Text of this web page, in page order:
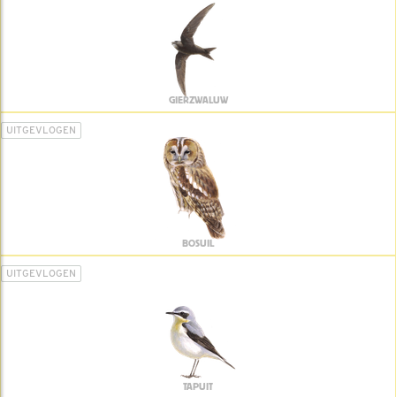
GIERZWALUW
UITGEVLOGEN
BOSUIL
UITGEVLOGEN
TAPUIT